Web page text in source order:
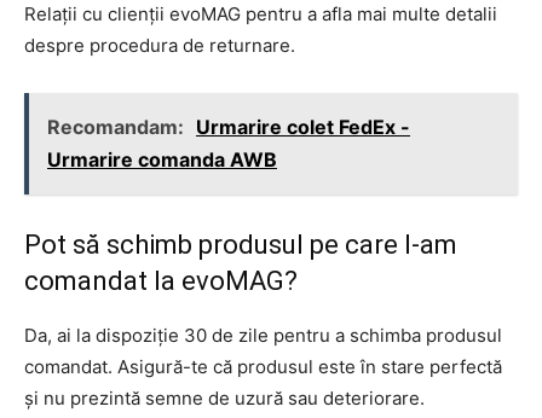
Relații cu clienții evoMAG pentru a afla mai multe detalii
despre procedura de returnare.
Recomandam: Urmarire colet FedEx -
Urmarire comanda AWB
Pot să schimb produsul pe care l-am
comandat la evoMAG?
Da, ai la dispoziție 30 de zile pentru a schimba produsul
comandat. Asigură-te că produsul este în stare perfectă
și nu prezintă semne de uzură sau deteriorare.